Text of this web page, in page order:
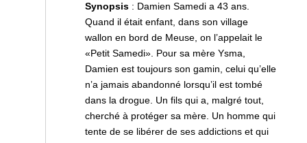
Synopsis: Damien Samedi a 43 ans.
Quand il était enfant, dans son village
wallon en bord de Meuse, on l’appelait le
«Petit Samedi». Pour sa mère Ysma,
Damien est toujours son gamin, celui qu’elle
n’a jamais abandonné lorsqu’il est tombé
dans la drogue. Un fils qui a, malgré tout,
cherché à protéger sa mère. Un homme qui
tente de se libérer de ses addictions et qui